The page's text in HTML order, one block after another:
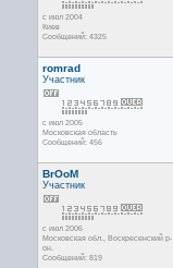
с июл 2004
Киев
Сообщений: 4325
romrad
Участник
с июл 2005
Московская область
Сообщений: 456
BrOoM
Участник
с июл 2006
Московская обл., Воскресенский р-
он.
Сообщений: 819